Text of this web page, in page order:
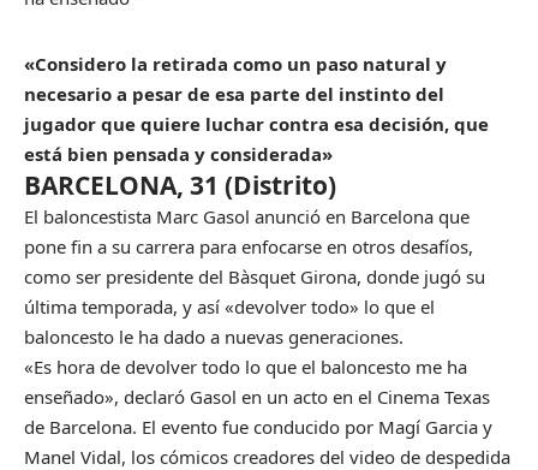
«Considero la retirada como un paso natural y
necesario a pesar de esa parte del instinto del
jugador que quiere luchar contra esa decisión, que
está bien pensada y considerada»
BARCELONA, 31 (Distrito)
El baloncestista Marc Gasol anunció en Barcelona que
pone fin a su carrera para enfocarse en otros desafíos,
como ser presidente del Bàsquet Girona, donde jugó su
última temporada, y así «devolver todo» lo que el
baloncesto le ha dado a nuevas generaciones.
«Es hora de devolver todo lo que el baloncesto me ha
enseñado», declaró Gasol en un acto en el Cinema Texas
de Barcelona. El evento fue conducido por Magí Garcia y
Manel Vidal, los cómicos creadores del video de despedida